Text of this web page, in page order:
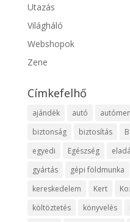
Utazás
Világháló
Webshopok
Zene
Címkefelhő
ajándék autó
biztonság
biztosítás
egyedi
Egészség
gyártás
gépi földmunka
kereskedelem
Kert
költöztetés
könyvelés